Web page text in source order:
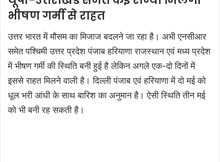
भीषण गर्मी से राहत
उत्तर भारत में मौसम का मिजाज बदलने जा रहा है। अभी एनसीआर
समेत पश्चिमी उत्तर प्रदेश पंजाब हरियाणा राजस्थान एवं मध्य प्रदेश
में भीषण गर्मी की स्थिति बनी हुई है लेकिन अगले एक-दो दिनों में
इससे राहत मिलने वाली है। दिल्ली पंजाब एवं हरियाणा में दो मई को
धूल भरी आंधी के साथ बारिश का अनुमान है। ऐसी स्थिति तीन मई
को भी बनी रह सकती है।